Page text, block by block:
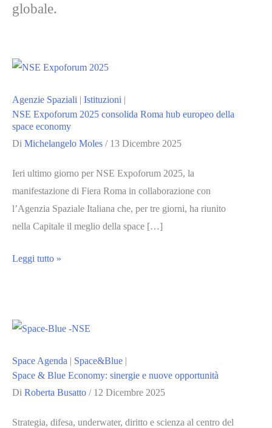
globale.
Agenzie Spaziali | Istituzioni |
NSE Expoforum 2025 consolida Roma hub europeo della
space economy
Di Michelangelo Moles / 13 Dicembre 2025
Ieri ultimo giorno per NSE Expoforum 2025, la
manifestazione di Fiera Roma in collaborazione con
l’Agenzia Spaziale Italiana che, per tre giorni, ha riunito
nella Capitale il meglio della space […]
NSE
Roma
europeo
della
space
economy
Leggi tutto »
Space Agenda | Space&Blue |
Space & Blue Economy: sinergie e nuove opportunità
Di Roberta Busatto / 12 Dicembre 2025
Strategia, difesa, underwater, diritto e scienza al centro del